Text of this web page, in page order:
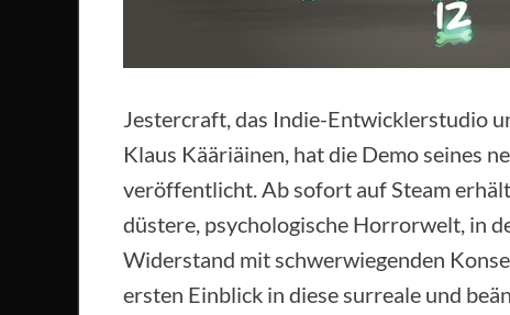
Jestercraft, das Indie-Entwicklerstudio
Klaus Kääriäinen, hat die Demo seines
veröffentlicht. Ab sofort auf Steam
düstere, psychologische Horrorwelt, in
Widerstand mit schwerwiegenden
ersten Einblick in diese surreale und